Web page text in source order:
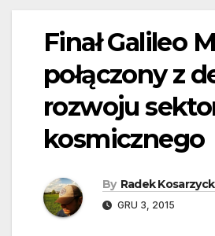
Finał Galileo
połączony z
rozwoju
kosmicznego
By Radek
GRU 3, 2015